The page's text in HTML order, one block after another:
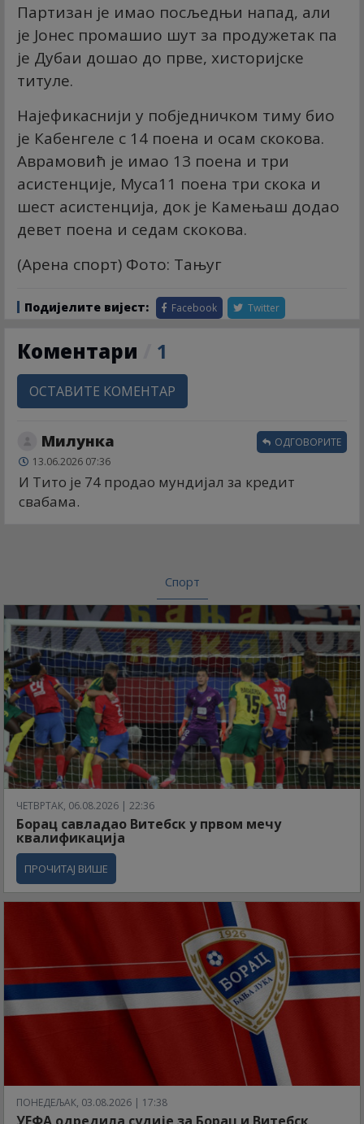
Партизан је имао посљедњи напад, али
је Јонес промашио шут за продужетак па
је Дубаи дошао до прве, хисторијске
титуле.
Најефикаснији у побједничком тиму био
је Кабенгеле с 14 поена и осам скокова.
Аврамовић је имао 13 поена и три
асистенције, Муса11 поена три скока и
шест асистенција, док је Камењаш додао
девет поена и седам скокова.
(Арена спорт) Фото: Тањуг
Подијелите вијест: Facebook Twitter
Коментари 1
ОСТАВИТЕ КОМЕНТАР
Милунка
13.06.2026 07:36
И Тито је 74 продао мундијал за кредит
свабама.
ОДГОВОРИТЕ
Спорт
ЧЕТВРТАК, 06.08.2026 | 22:36
Борац савладао Витебск у првом мечу
квалификација
ПРОЧИТАЈ ВИШЕ
ПОНЕДЕЉАК, 03.08.2026 | 17:38
УЕФА одредила судије за Борац и Витебск